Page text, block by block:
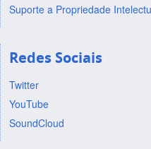
Suporte a Propriedade
Redes Sociais
Twitter
YouTube
SoundCloud